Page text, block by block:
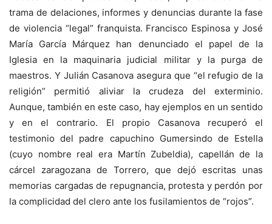
trama de delaciones, informes y denuncias durante la fase
de violencia “legal” franquista. Francisco Espinosa y José
María García Márquez han denunciado el papel de la
Iglesia en la maquinaria judicial militar y la purga de
maestros. Y Julián Casanova asegura que “el refugio de la
religión” permitió aliviar la crudeza del exterminio.
Aunque, también en este caso, hay ejemplos en un sentido
y en el contrario. El propio Casanova recuperó el
testimonio del padre capuchino Gumersindo de Estella
(cuyo nombre real era Martín Zubeldia), capellán de la
cárcel zaragozana de Torrero, que dejó escritas unas
memorias cargadas de repugnancia, protesta y perdón por
la complicidad del clero ante los fusilamientos de “rojos”.